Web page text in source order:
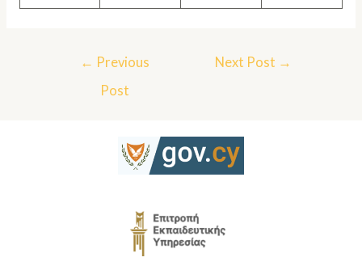
← Previous
Post
Next Post →